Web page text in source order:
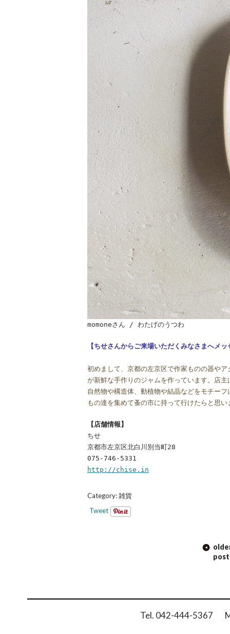
momoneさん / わたげのうつわ
【ちせさんからご来場いただくみなさまへメッ
初めまして、京都の左京区で作家ものの器や
が新鮮な手作りのジャムを作っています。店
自然物や構造体、動植物や結晶などをモチー
もの達を集めて蚤の市に持って行けたらと思
【店舗情報】
ちせ
京都市左京区北白川別当町28
075-746-5331
http://chise.in
Category:雑貨
Tweet
Tel. 042-444-5367